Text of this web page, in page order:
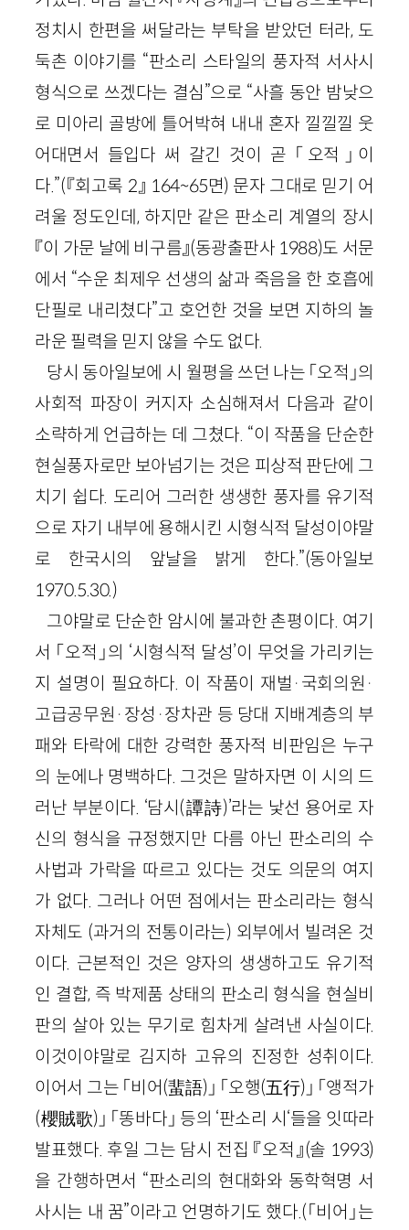
정치시 한편을 써달라는 부탁을 받았던 터라, 도
둑촌 이야기를 “판소리 스타일의 풍자적 서사시
형식으로 쓰겠다는 결심”으로 “사흘 동안 밤낮으
로 미아리 골방에 틀어박혀 내내 혼자 낄낄낄 웃
어대면서 들입다 써 갈긴 것이 곧 「오적」이
다.”(『회고록 2』 164~65면) 문자 그대로 믿기 어
려울 정도인데, 하지만 같은 판소리 계열의 장시
『이 가문 날에 비구름』(동광출판사 1988)도 서문
에서 “수운 최제우 선생의 삶과 죽음을 한 호흡에
단필로 내리쳤다”고 호언한 것을 보면 지하의 놀
라운 필력을 믿지 않을 수도 없다.
당시 동아일보에 시 월평을 쓰던 나는 「오적」의
사회적 파장이 커지자 소심해져서 다음과 같이
소략하게 언급하는 데 그쳤다. “이 작품을 단순한
현실풍자로만 보아넘기는 것은 피상적 판단에 그
치기 쉽다. 도리어 그러한 생생한 풍자를 유기적
으로 자기 내부에 용해시킨 시형식적 달성이야말
로 한국시의 앞날을 밝게 한다.”(동아일보
1970.5.30.)
그야말로 단순한 암시에 불과한 촌평이다. 여기
서 「오적」의 ‘시형식적 달성’이 무엇을 가리키는
지 설명이 필요하다. 이 작품이 재벌·국회의원·
고급공무원·장성·장차관 등 당대 지배계층의 부
패와 타락에 대한 강력한 풍자적 비판임은 누구
의 눈에나 명백하다. 그것은 말하자면 이 시의 드
러난 부분이다. ‘담시(譚詩)’라는 낯선 용어로 자
신의 형식을 규정했지만 다름 아닌 판소리의 수
사법과 가락을 따르고 있다는 것도 의문의 여지
가 없다. 그러나 어떤 점에서는 판소리라는 형식
자체도 (과거의 전통이라는) 외부에서 빌려온 것
이다. 근본적인 것은 양자의 생생하고도 유기적
인 결합, 즉 박제품 상태의 판소리 형식을 현실비
판의 살아 있는 무기로 힘차게 살려낸 사실이다.
이것이야말로 김지하 고유의 진정한 성취이다.
이어서 그는 「비어(蜚語)」 「오행(五行)」 「앵적가
(櫻賊歌)」 「똥바다」 등의 ‘판소리 시‘들을 잇따라
발표했다. 후일 그는 담시 전집 『오적』(솔 1993)
을 간행하면서 “판소리의 현대화와 동학혁명 서
사시는 내 꿈”이라고 언명하기도 했다.(「비어」는